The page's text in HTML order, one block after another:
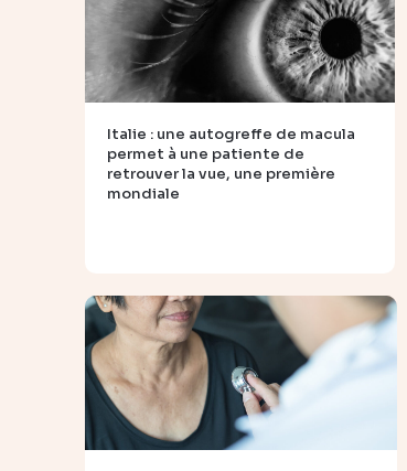
Italie : une autogreffe de macula
permet à une patiente de
retrouver la vue, une première
mondiale